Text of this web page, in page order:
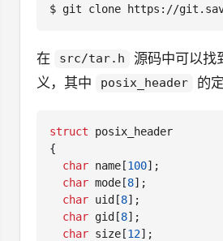
$
在 src/tar.h
源码中可以找
义，其中
posix_header 的
struct
posix_header
{
char name[100];
char mode[8];
char uid[8];
char gid[8];
char size[12];